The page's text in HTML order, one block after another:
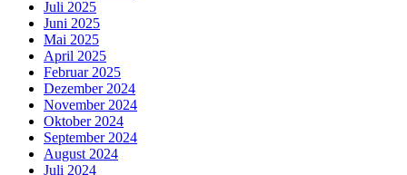
Juli 2025
Juni 2025
Mai 2025
April 2025
Februar 2025
Dezember 2024
November 2024
Oktober 2024
September 2024
August 2024
Juli 2024